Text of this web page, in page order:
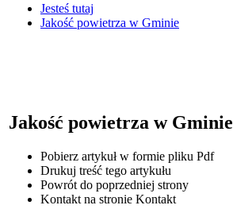
Jesteś tutaj
Jakość powietrza w Gminie
Jakość powietrza w Gminie
Pobierz artykuł w formie pliku Pdf
Drukuj treść tego artykułu
Powrót do poprzedniej strony
Kontakt na stronie Kontakt